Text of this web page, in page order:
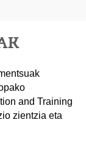
and Training
zientzia eta